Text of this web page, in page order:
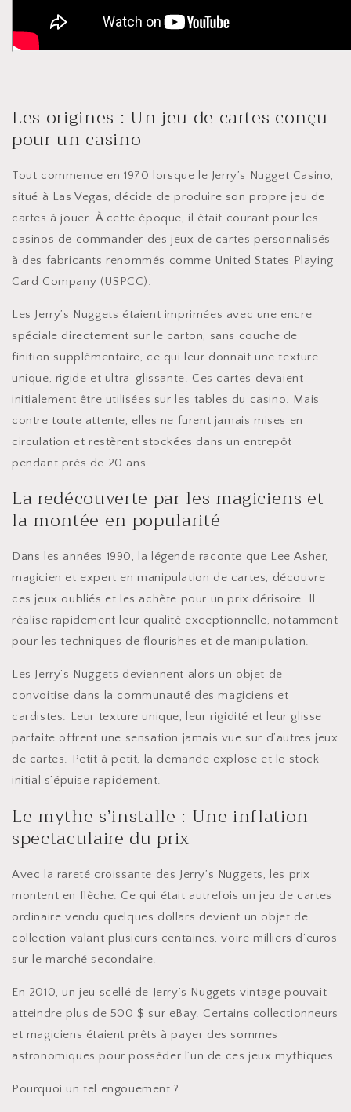
Les origines : Un jeu de cartes conçu
pour un casino
Tout commence en 1970 lorsque le Jerry’s Nugget Casino,
situé à Las Vegas, décide de produire son propre jeu de
cartes à jouer. À cette époque, il était courant pour les
casinos de commander des jeux de cartes personnalisés
à des fabricants renommés comme United States Playing
Card Company (USPCC).
Les Jerry’s Nuggets étaient imprimées avec une encre
spéciale directement sur le carton, sans couche de
finition supplémentaire, ce qui leur donnait une texture
unique, rigide et ultra-glissante. Ces cartes devaient
initialement être utilisées sur les tables du casino. Mais
contre toute attente, elles ne furent jamais mises en
circulation et restèrent stockées dans un entrepôt
pendant près de 20 ans.
La redécouverte par les magiciens et
la montée en popularité
Dans les années 1990, la légende raconte que Lee Asher,
magicien et expert en manipulation de cartes, découvre
ces jeux oubliés et les achète pour un prix dérisoire. Il
réalise rapidement leur qualité exceptionnelle, notamment
pour les techniques de flourishes et de manipulation.
Les Jerry’s Nuggets deviennent alors un objet de
convoitise dans la communauté des magiciens et
cardistes. Leur texture unique, leur rigidité et leur glisse
parfaite offrent une sensation jamais vue sur d’autres jeux
de cartes. Petit à petit, la demande explose et le stock
initial s’épuise rapidement.
Le mythe s’installe : Une inflation
spectaculaire du prix
Avec la rareté croissante des Jerry’s Nuggets, les prix
montent en flèche. Ce qui était autrefois un jeu de cartes
ordinaire vendu quelques dollars devient un objet de
collection valant plusieurs centaines, voire milliers d’euros
sur le marché secondaire.
En 2010, un jeu scellé de Jerry’s Nuggets vintage pouvait
atteindre plus de 500 $ sur eBay. Certains collectionneurs
et magiciens étaient prêts à payer des sommes
astronomiques pour posséder l’un de ces jeux mythiques.
Pourquoi un tel engouement ?